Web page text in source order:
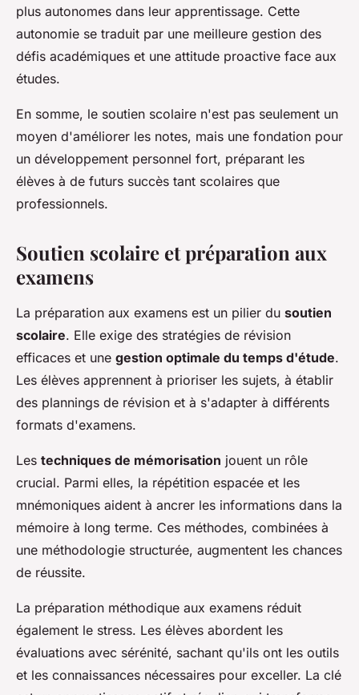
plus autonomes dans leur apprentissage. Cette
autonomie se traduit par une meilleure gestion des
défis académiques et une attitude proactive face aux
études.
En somme, le soutien scolaire n'est pas seulement un
moyen d'améliorer les notes, mais une fondation pour
un développement personnel fort, préparant les
élèves à de futurs succès tant scolaires que
professionnels.
Soutien scolaire et préparation aux
examens
La préparation aux examens est un pilier du soutien
scolaire. Elle exige des stratégies de révision
efficaces et une gestion optimale du temps d'étude.
Les élèves apprennent à prioriser les sujets, à établir
des plannings de révision et à s'adapter à différents
formats d'examens.
Les techniques de mémorisation jouent un rôle
crucial. Parmi elles, la répétition espacée et les
mnémoniques aident à ancrer les informations dans la
mémoire à long terme. Ces méthodes, combinées à
une méthodologie structurée, augmentent les chances
de réussite.
La préparation méthodique aux examens réduit
également le stress. Les élèves abordent les
évaluations avec sérénité, sachant qu'ils ont les outils
et les connaissances nécessaires pour exceller. La clé